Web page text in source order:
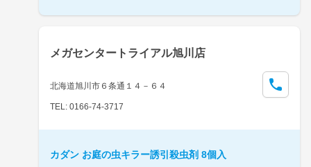
メガセンタートライアル旭川店
北海道旭川市６条通１４－６４
TEL: 0166-74-3717
カダン お庭の虫キラー誘引殺虫剤 8個入